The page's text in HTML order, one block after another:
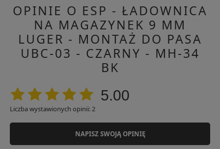
OPINIE O ESP - ŁADOWNICA
NA MAGAZYNEK 9 MM
LUGER - MONTAŻ DO PASA
UBC-03 - CZARNY - MH-34
BK
5.00
Liczba wystawionych opinii: 2
NAPISZ SWOJĄ OPINIĘ